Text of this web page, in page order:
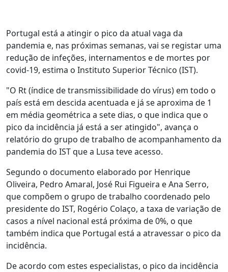
Portugal está a atingir o pico da atual vaga da
pandemia e, nas próximas semanas, vai se registar uma
redução de infeções, internamentos e de mortes por
covid-19, estima o Instituto Superior Técnico (IST).
"O Rt (índice de transmissibilidade do vírus) em todo o
país está em descida acentuada e já se aproxima de 1
em média geométrica a sete dias, o que indica que o
pico da incidência já está a ser atingido", avança o
relatório do grupo de trabalho de acompanhamento da
pandemia do IST que a Lusa teve acesso.
Segundo o documento elaborado por Henrique
Oliveira, Pedro Amaral, José Rui Figueira e Ana Serro,
que compõem o grupo de trabalho coordenado pelo
presidente do IST, Rogério Colaço, a taxa de variação de
casos a nível nacional está próxima de 0%, o que
também indica que Portugal está a atravessar o pico da
incidência.
De acordo com estes especialistas, o pico da incidência